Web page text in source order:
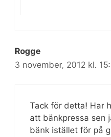
Rogge
3 november, 2012 kl.
Tack för detta! Har
att bänkpressa sen
bänk istället för på